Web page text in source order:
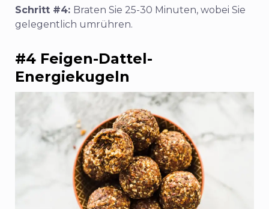
Schritt #4: Braten Sie 25-30 Minuten, wobei Sie
gelegentlich umrühren.
#4 Feigen-Dattel-
Energiekugeln